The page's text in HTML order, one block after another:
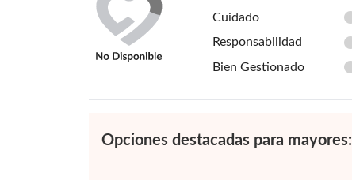
Cuidado
Responsabilidad
Bien Gestionado
Opciones destacadas para mayores: